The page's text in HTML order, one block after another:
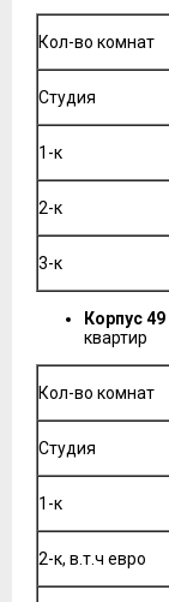
Кол-во комнат
Студия
1-к
2-к
3-к
Корпус 49
квартир
Кол-во комнат
Студия
1-к
2-к, в.т.ч евро